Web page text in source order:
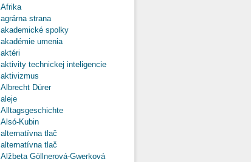
Afrika
agrárna strana
akademické spolky
akadémie umenia
aktéri
aktivity technickej inteligencie
aktivizmus
Albrecht Dürer
aleje
Alltagsgeschichte
Alsó-Kubin
alternatívna tlač
alternatívna tlač
Alžbeta Göllnerová-Gwerková